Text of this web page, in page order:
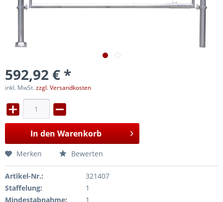
592,92 € *
inkl. MwSt.zzgl. Versandkosten
In den Warenkorb
Merken Bewerten
Artikel-Nr.:
321407
Staffelung:
1
Mindestabnahme:
1